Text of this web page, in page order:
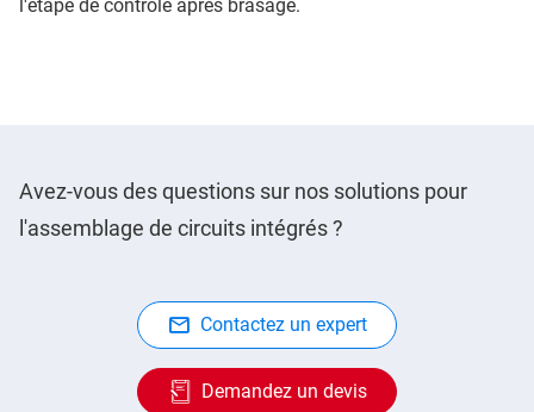
l'étape de contrôle après brasage.
Avez-vous des questions sur nos solutions pour
l'assemblage de circuits intégrés ?
Contactez un expert
Demandez un devis